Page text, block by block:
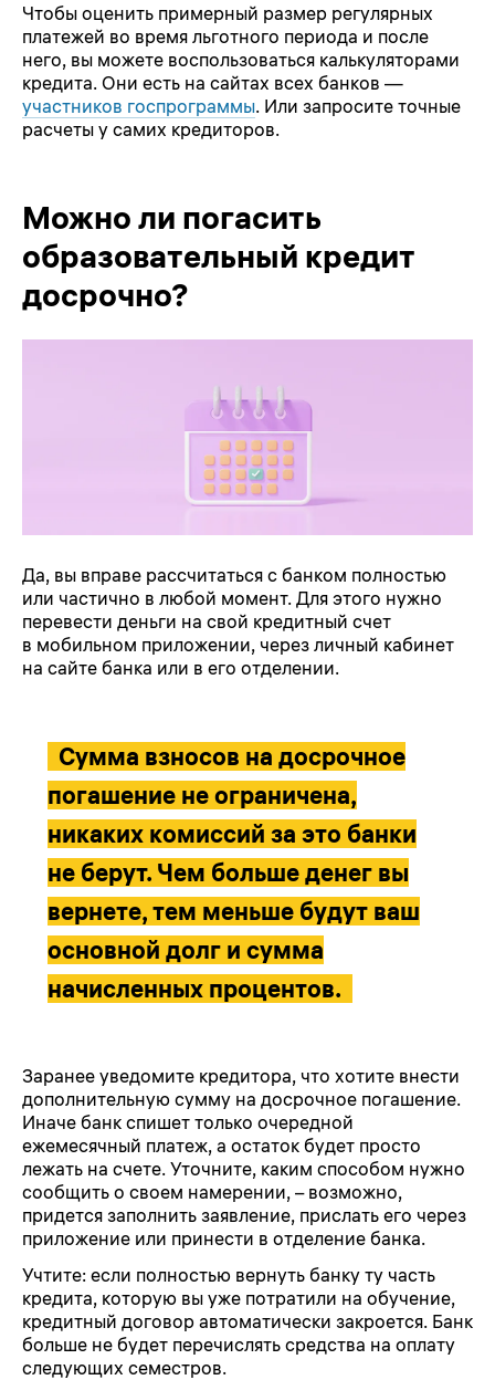
Чтобы оценить примерный размер регулярных
платежей во время льготного периода и после
него, вы можете воспользоваться калькуляторами
кредита. Они есть на сайтах всех банков —
участников госпрограммы. Или запросите точные
расчеты у самих кредиторов.
Можно ли погасить
образовательный кредит
досрочно?
Да, вы вправе рассчитаться с банком полностью
или частично в любой момент. Для этого нужно
перевести деньги на свой кредитный счет
в мобильном приложении, через личный кабинет
на сайте банка или в его отделении.
Сумма взносов на досрочное
погашение не ограничена,
никаких комиссий за это банки
не берут. Чем больше денег вы
вернете, тем меньше будут ваш
основной долг и сумма
начисленных процентов.
Заранее уведомите кредитора, что хотите внести
дополнительную сумму на досрочное погашение.
Иначе банк спишет только очередной
ежемесячный платеж, а остаток будет просто
лежать на счете. Уточните, каким способом нужно
сообщить о своем намерении, – возможно,
придется заполнить заявление, прислать его через
приложение или принести в отделение банка.
Учтите: если полностью вернуть банку ту часть
кредита, которую вы уже потратили на обучение,
кредитный договор автоматически закроется. Банк
больше не будет перечислять средства на оплату
следующих семестров.